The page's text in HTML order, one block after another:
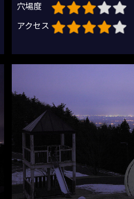
穴場度
アクセス